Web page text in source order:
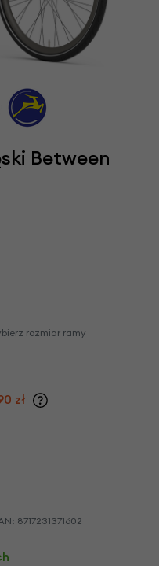
Between
rozmiar ramy
zł
8717231371602